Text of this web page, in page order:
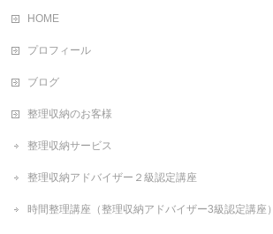
HOME
プロフィール
ブログ
整理収納のお客様
整理収納サービス
整理収納アドバイザー２級認定講座
時間整理講座（整理収納アドバイザー3級認定講座）